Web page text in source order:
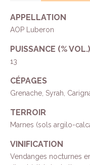
APPELLATION
AOP Luberon
PUISSANCE (% VOL.)
13
CÉPAGES
Grenache, Syrah,
TERROIR
Marnes (sols argilo-
VINIFICATION
Vendanges nocturnes